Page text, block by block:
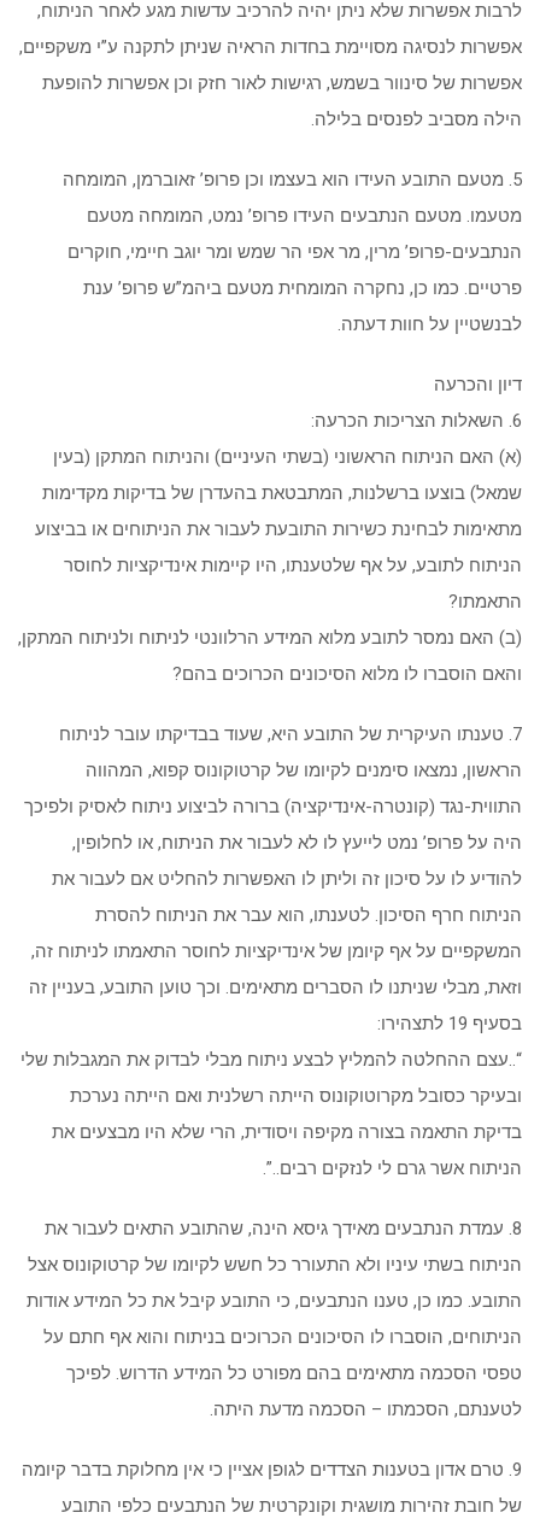
לרבות אפשרות שלא ניתן יהיה להרכיב עדשות מגע לאחר הניתוח,
אפשרות לנסיגה מסויימת בחדות הראיה שניתן לתקנה ע”י משקפיים,
אפשרות של סינוור בשמש, רגישות לאור חזק וכן אפשרות להופעת
הילה מסביב לפנסים בלילה.
5. מטעם התובע העידו הוא בעצמו וכן פרופ’ זאוברמן, המומחה
מטעמו. מטעם הנתבעים העידו פרופ’ נמט, המומחה מטעם
הנתבעים-פרופ’ מרין, מר אפי הר שמש ומר יוגב חיימי, חוקרים
פרטיים. כמו כן, נחקרה המומחית מטעם ביהמ”ש פרופ’ ענת
לבנשטיין על חוות דעתה.
דיון והכרעה
6. השאלות הצריכות הכרעה:
(א) האם הניתוח הראשוני (בשתי העיניים) והניתוח המתקן (בעין
שמאל) בוצעו ברשלנות, המתבטאת בהעדרן של בדיקות מקדימות
מתאימות לבחינת כשירות התובעת לעבור את הניתוחים או בביצוע
הניתוח לתובע, על אף שלטענתו, היו קיימות אינדיקציות לחוסר
התאמתו?
(ב) האם נמסר לתובע מלוא המידע הרלוונטי לניתוח ולניתוח המתקן,
והאם הוסברו לו מלוא הסיכונים הכרוכים בהם?
7. טענתו העיקרית של התובע היא, שעוד בבדיקתו עובר לניתוח
הראשון, נמצאו סימנים לקיומו של קרטוקונוס קפוא, המהווה
התווית-נגד (קונטרה-אינדיקציה) ברורה לביצוע ניתוח לאסיק ולפיכך
היה על פרופ’ נמט לייעץ לו לא לעבור את הניתוח, או לחלופין,
להודיע לו על סיכון זה וליתן לו האפשרות להחליט אם לעבור את
הניתוח חרף הסיכון. לטענתו, הוא עבר את הניתוח להסרת
המשקפיים על אף קיומן של אינדיקציות לחוסר התאמתו לניתוח זה,
וזאת, מבלי שניתנו לו הסברים מתאימים. וכך טוען התובע, בעניין זה
בסעיף 19 לתצהירו:
“..עצם ההחלטה להמליץ לבצע ניתוח מבלי לבדוק את המגבלות שלי
ובעיקר כסובל מקרוטוקונוס הייתה רשלנית ואם הייתה נערכת
בדיקת התאמה בצורה מקיפה ויסודית, הרי שלא היו מבצעים את
הניתוח אשר גרם לי לנזקים רבים..”.
8. עמדת הנתבעים מאידך גיסא הינה, שהתובע התאים לעבור את
הניתוח בשתי עיניו ולא התעורר כל חשש לקיומו של קרטוקונוס אצל
התובע. כמו כן, טענו הנתבעים, כי התובע קיבל את כל המידע אודות
הניתוחים, הוסברו לו הסיכונים הכרוכים בניתוח והוא אף חתם על
טפסי הסכמה מתאימים בהם מפורט כל המידע הדרוש. לפיכך
לטענתם, הסכמתו – הסכמה מדעת היתה.
9. טרם אדון בטענות הצדדים לגופן אציין כי אין מחלוקת בדבר קיומה
של חובת זהירות מושגית וקונקרטית של הנתבעים כלפי התובע